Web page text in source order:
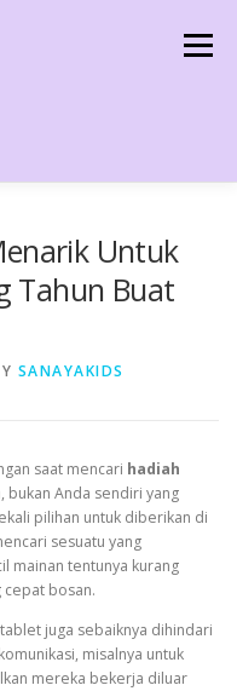
Menu
Untuk
Tahun Buat
SANAYAKIDS
saat mencari hadiah
bukan Anda sendiri yang
pilihan untuk diberikan di
sesuatu yang
mainan tentunya kurang
bosan.
juga sebaiknya dihindari
misalnya untuk
mereka bekerja diluar